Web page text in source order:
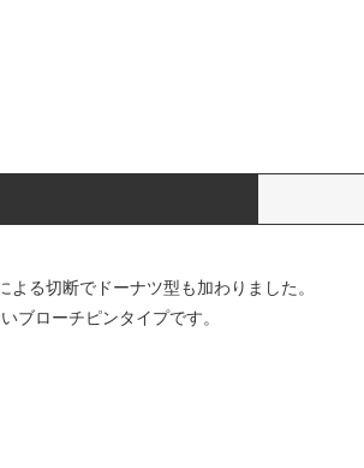
る切断でドーナツ型も加わりました。
ブローチピンタイプです。